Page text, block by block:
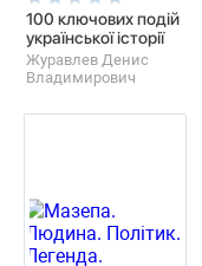
100 ключових подій
української історії
Журавлев Денис
Владимирович